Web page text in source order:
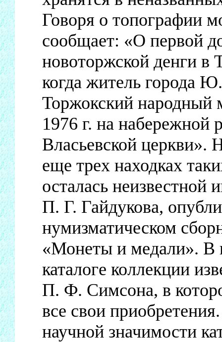
Говоря о топографии
сообщает: «О первой
новоторжской денги в
когда житель города
Торжокский народный
1976 г. на набережной
Власьевской церкви».
еще трех находках
осталась неизвестной
П. Г. Гайдукова,
нумизматическом
«Монеты и медали». В
каталоге коллекции
П. Ф. Симсона, в
все свои
научной значимости